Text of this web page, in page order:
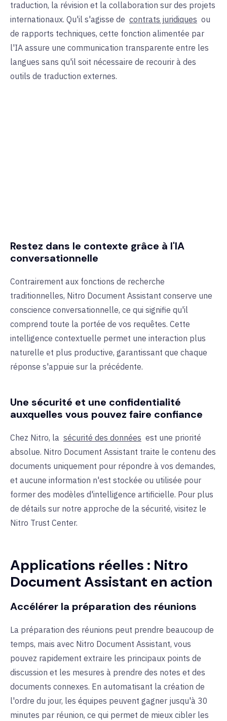
traduction, la révision et la collaboration sur des projets
internationaux. Qu'il s'agisse de contrats juridiques ou
de rapports techniques, cette fonction alimentée par
l'IA assure une communication transparente entre les
langues sans qu'il soit nécessaire de recourir à des
outils de traduction externes.
Restez dans le contexte grâce à l'IA
conversationnelle
Contrairement aux fonctions de recherche
traditionnelles, Nitro Document Assistant conserve une
conscience conversationnelle, ce qui signifie qu'il
comprend toute la portée de vos requêtes. Cette
intelligence contextuelle permet une interaction plus
naturelle et plus productive, garantissant que chaque
réponse s'appuie sur la précédente.
Une sécurité et une confidentialité
auxquelles vous pouvez faire confiance
Chez Nitro, la sécurité des données est une priorité
absolue. Nitro Document Assistant traite le contenu des
documents uniquement pour répondre à vos demandes,
et aucune information n'est stockée ou utilisée pour
former des modèles d'intelligence artificielle. Pour plus
de détails sur notre approche de la sécurité, visitez le
Nitro Trust Center.
Applications réelles : Nitro
Document Assistant en action
Accélérer la préparation des réunions
La préparation des réunions peut prendre beaucoup de
temps, mais avec Nitro Document Assistant, vous
pouvez rapidement extraire les principaux points de
discussion et les mesures à prendre des notes et des
documents connexes. En automatisant la création de
l'ordre du jour, les équipes peuvent gagner jusqu'à 30
minutes par réunion, ce qui permet de mieux cibler les